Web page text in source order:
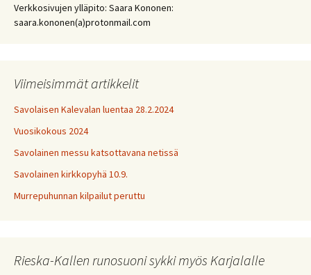
Verkkosivujen ylläpito: Saara Kononen:
saara.kononen(a)protonmail.com
Viimeisimmät artikkelit
Savolaisen Kalevalan luentaa 28.2.2024
Vuosikokous 2024
Savolainen messu katsottavana netissä
Savolainen kirkkopyhä 10.9.
Murrepuhunnan kilpailut peruttu
Rieska-Kallen runosuoni sykki myös Karjalalle